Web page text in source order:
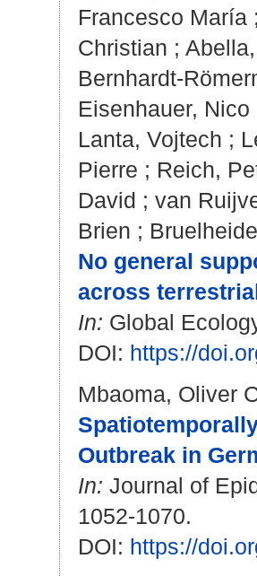
Francesco María
Christian ;
Eisenhauer, Nico
Lanta, Vojtech ;
Pierre ; Reich,
David ; van
Brien ;
No general
across
In: Global
DOI: https://
Mbaoma, Oliver
Outbreak in
In: Journal of
1052-1070.
DOI: https://